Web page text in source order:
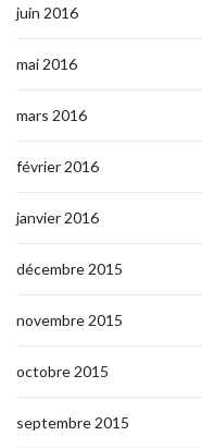
juin 2016
mai 2016
mars 2016
février 2016
janvier 2016
décembre 2015
novembre 2015
octobre 2015
septembre 2015